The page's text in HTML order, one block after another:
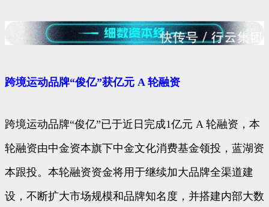
跨境运动品牌“俊亿”获亿元 A 轮融资
跨境运动品牌“俊亿”已于近日完成1亿元 A 轮融资，本
轮融资由中金资本旗下中金文化消费基金领投，蓝湖资
本跟投。本轮融资资金将用于继续加大品牌全渠道建
设，不断扩大市场规模和品牌知名度，并搭建内部大数